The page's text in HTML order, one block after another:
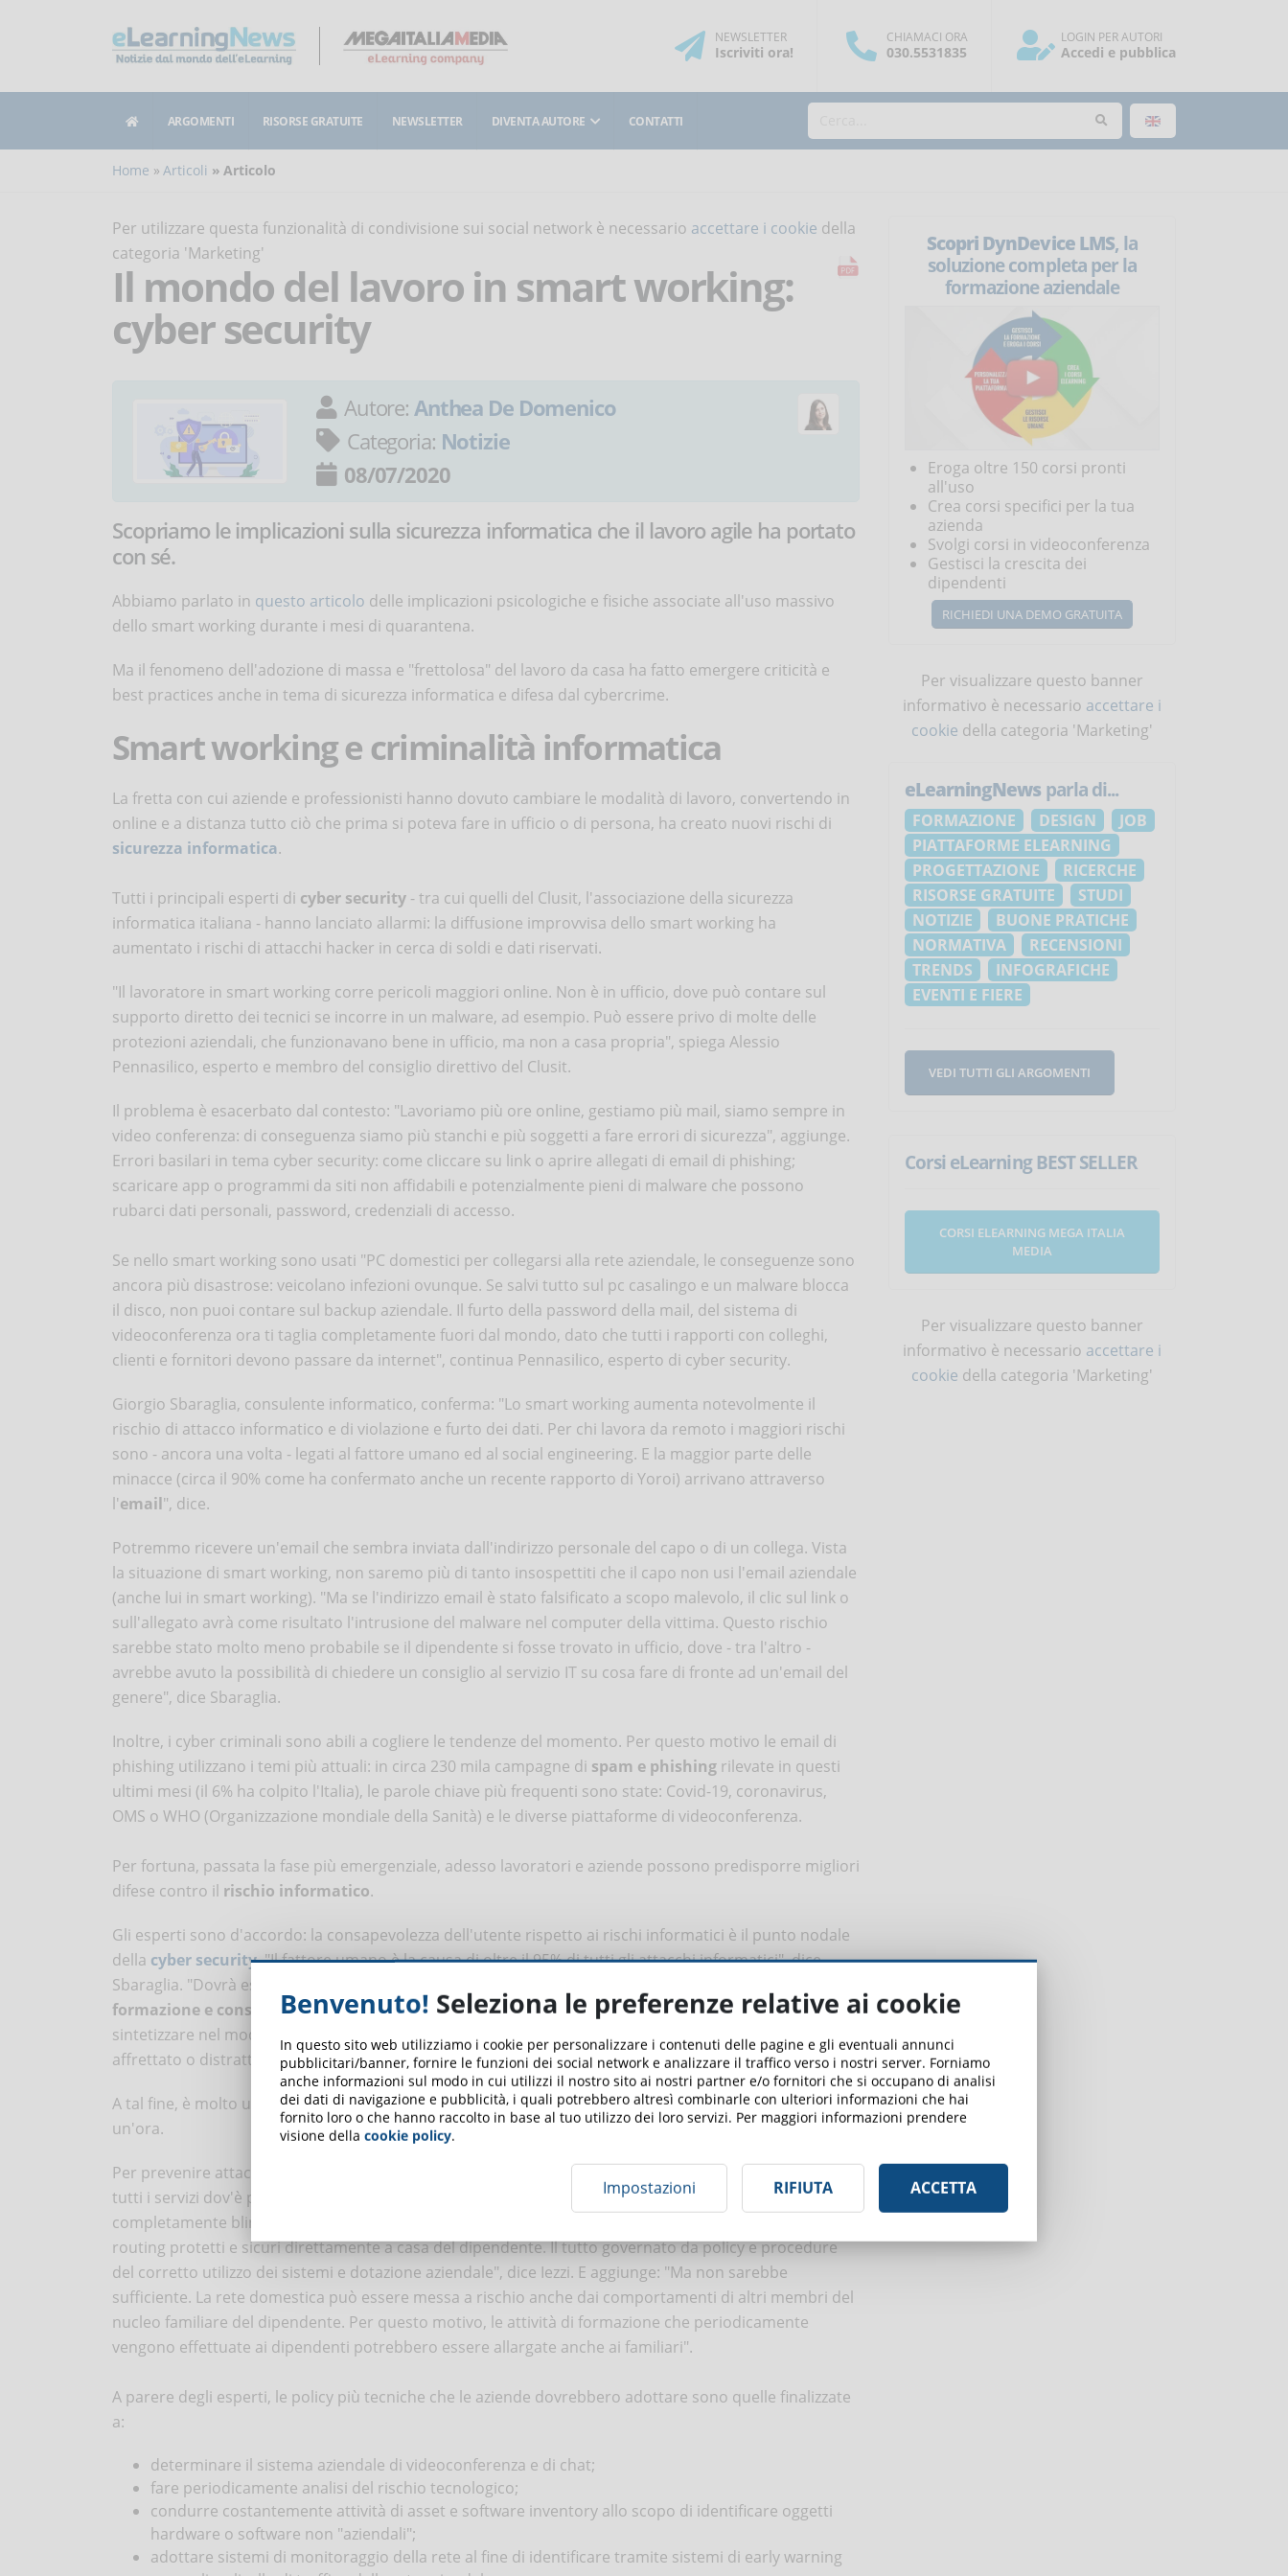
NEWSLETTER
Iscriviti ora!
CHIAMACI ORA
030.5531835
LOGIN PER AUTORI
Accedi e pubblica
ARGOMENTI RISORSE GRATUITE NEWSLETTER DIVENTA AUTORE CONTATTI
Home Articoli Articolo
Per utilizzare questa funzionalità di condivisione sui social network è necessario accettare i cookie della
categoria 'Marketing'
Il mondo del lavoro in smart working:
cyber security
Autore:Anthea De Domenico
Categoria: Notizie
08/07/2020
Scopriamo le implicazioni sulla sicurezza informatica che il lavoro agile ha portato
con sé.
Abbiamo parlato in questo articolo delle implicazioni psicologiche e fisiche associate all'uso massivo
dello smart working durante i mesi di quarantena.
Ma il fenomeno dell'adozione di massa e "frettolosa" del lavoro da casa ha fatto emergere criticità e
best practices anche in tema di sicurezza informatica e difesa dal cybercrime.
Smart working e criminalità informatica
La fretta con cui aziende e professionisti hanno dovuto cambiare le modalità di lavoro, convertendo in
online e a distanza tutto ciò che prima si poteva fare in ufficio o di persona, ha creato nuovi rischi di
sicurezza informatica.
Tutti i principali esperti di cyber security - tra cui quelli del Clusit, l'associazione della sicurezza
informatica italiana - hanno lanciato allarmi: la diffusione improvvisa dello smart working ha
aumentato i rischi di attacchi hacker in cerca di soldi e dati riservati.
"Il lavoratore in smart working corre pericoli maggiori online. Non è in ufficio, dove può contare sul
supporto diretto dei tecnici se incorre in un malware, ad esempio. Può essere privo di molte delle
protezioni aziendali, che funzionavano bene in ufficio, ma non a casa propria", spiega Alessio
Pennasilico, esperto e membro del consiglio direttivo del Clusit.
Il problema è esacerbato dal contesto: "Lavoriamo più ore online, gestiamo più mail, siamo sempre in
video conferenza: di conseguenza siamo più stanchi e più soggetti a fare errori di sicurezza", aggiunge.
Errori basilari in tema cyber security: come cliccare su link o aprire allegati di email di phishing;
scaricare app o programmi da siti non affidabili e potenzialmente pieni di malware che possono
rubarci dati personali, password, credenziali di accesso.
Se nello smart working sono usati "PC domestici per collegarsi alla rete aziendale, le conseguenze sono
ancora più disastrose: veicolano infezioni ovunque. Se salvi tutto sul pc casalingo e un malware blocca
il disco, non puoi contare sul backup aziendale. Il furto della password della mail, del sistema di
videoconferenza ora ti taglia completamente fuori dal mondo, dato che tutti i rapporti con colleghi,
clienti e fornitori devono passare da internet", continua Pennasilico, esperto di cyber security.
Giorgio Sbaraglia, consulente informatico, conferma: "Lo smart working aumenta notevolmente il
rischio di attacco informatico e di violazione e furto dei dati. Per chi lavora da remoto i maggiori rischi
sono - ancora una volta - legati al fattore umano ed al social engineering. E la maggior parte delle
minacce (circa il 90% come ha confermato anche un recente rapporto di Yoroi) arrivano attraverso
l'email", dice.
Potremmo ricevere un'email che sembra inviata dall'indirizzo personale del capo o di un collega. Vista
la situazione di smart working, non saremo più di tanto insospettiti che il capo non usi l'email aziendale
(anche lui in smart working). "Ma se l'indirizzo email è stato falsificato a scopo malevolo, il clic sul link o
sull'allegato avrà come risultato l'intrusione del malware nel computer della vittima. Questo rischio
sarebbe stato molto meno probabile se il dipendente si fosse trovato in ufficio, dove - tra l'altro -
avrebbe avuto la possibilità di chiedere un consiglio al servizio IT su cosa fare di fronte ad un'email del
genere", dice Sbaraglia.
Inoltre, i cyber criminali sono abili a cogliere le tendenze del momento. Per questo motivo le email di
phishing utilizzano i temi più attuali: in circa 230 mila campagne di spam e phishing rilevate in questi
ultimi mesi (il 6% ha colpito l'Italia), le parole chiave più frequenti sono state: Covid-19, coronavirus,
OMS o WHO (Organizzazione mondiale della Sanità) e le diverse piattaforme di videoconferenza.
Per fortuna, passata la fase più emergenziale, adesso lavoratori e aziende possono predisporre migliori
difese contro il rischio informatico.
Gli esperti sono d'accordo: la consapevolezza dell'utente rispetto ai rischi informatici è il punto nodale
della cyber security. "Il fattore umano è la causa di oltre il 95% di tutti gli attacchi informatici", dice
Sbaraglia. "Dovrà essere anche l'azienda a fornire ai propri collaboratori un adeguato livello di
formazione e consapevolezza sull'uso degli strumenti informatici. Consapevolezza che si può
sintetizzare nel modello Zero Trust (fidarsi è bene, non fidarsi è meglio), per evitare che un clic
affrettato o distratto blocchi un'azienda".
A tal fine, è molto utile ilcorso online "aggiornamento lavoratori Cyber Security"della durata di
un'ora.
Per prevenire attacchi, in modo basilare, tutti dovrebbero attivare l' autenticazione a due fattori
tutti i servizi dov'è possibile farlo (social, account Google, mail). "Se anche le aziende fornissero device
completamente blindati, dovrebbero comunque garantire allo stesso tempo anche sistemi wifi e
routing protetti e sicuri direttamente a casa del dipendente. Il tutto governato da policy e procedure
del corretto utilizzo dei sistemi e dotazione aziendale", dice Iezzi. E aggiunge: "Ma non sarebbe
sufficiente. La rete domestica può essere messa a rischio anche dai comportamenti di altri membri del
nucleo familiare del dipendente. Per questo motivo, le attività di formazione che periodicamente
vengono effettuate ai dipendenti potrebbero essere allargate anche ai familiari".
A parere degli esperti, le policy più tecniche che le aziende dovrebbero adottare sono quelle finalizzate
a:
determinare il sistema aziendale di videoconferenza e di chat;
fare periodicamente analisi del rischio tecnologico;
condurre costantemente attività di asset e software inventory allo scopo di identificare oggetti
hardware o software non "aziendali";
adottare sistemi di monitoraggio della rete al fine di identificare tramite sistemi di early warning
Scopri DynDevice LMS, la
soluzione completa per la
formazione aziendale
Eroga oltre 150 corsi pronti
all'uso
Crea corsi specifici per la tua
azienda
Svolgi corsi in videoconferenza
Gestisci la crescita dei
dipendenti
RICHIEDI UNA DEMO GRATUITA
Per visualizzare questo banner
informativo è necessario accettare i
cookie della categoria 'Marketing'
eLearningNews parla di...
FORMAZIONE DESIGN
JOB
PIATTAFORME ELEARNING
PROGETTAZIONE
RICERCHE
RISORSE GRATUITE
STUDI
NOTIZIE
BUONE PRATICHE
NORMATIVA
RECENSIONI
TRENDS
INFOGRAFICHE
EVENTI E FIERE
VEDI TUTTI GLI ARGOMENTI
Corsi eLearning BEST SELLER
CORSI ELEARNING MEGA ITALIA
MEDIA
Per visualizzare questo banner
informativo è necessario accettare i
cookie della categoria 'Marketing'
Benvenuto! Seleziona le preferenze relative ai cookie
In questo sito web utilizziamo i cookie per personalizzare i contenuti delle pagine e gli eventuali annunci
pubblicitari/banner, fornire le funzioni dei social network e analizzare il traffico verso i nostri server. Forniamo
anche informazioni sul modo in cui utilizzi il nostro sito ai nostri partner e/o fornitori che si occupano di analisi
dei dati di navigazione e pubblicità, i quali potrebbero altresì combinarle con ulteriori informazioni che hai
fornito loro o che hanno raccolto in base al tuo utilizzo dei loro servizi. Per maggiori informazioni prendere
visione della cookie policy.
Impostazioni RIFIUTA ACCETTA